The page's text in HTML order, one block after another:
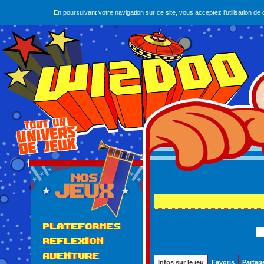
En poursuivant votre navigation sur ce site, vous acceptez l'utilisation
PLATEFORMES
REFLEXION
AVENTURE Le
Infos sur le jeu Favoris